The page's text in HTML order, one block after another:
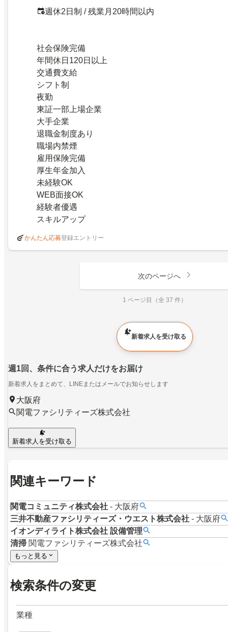
週休2日制 / 残業月20時間以内
社会保険完備
年間休日120日以上
交通費支給
シフト制
夜勤
東証一部上場企業
大手企業
退職金制度あり
職場内禁煙
雇用保険完備
厚生年金加入
未経験OK
WEB面接OK
経験者優遇
スキルアップ
かんたん応募登録エントリー
次のページへ
1 ページ目（全 37 件）
新着求人を受け取る
週1回、条件に合う求人だけをお届け
新着求人をまとめて、LINEまたはメールでお知らせします
大阪府
関電ファシリティーズ株式会社
新着求人を受け取る
関連キーワード
関電コミュニティ株式会社 - 大阪府
三井不動産ファシリティーズ・ウエスト株式会社 - 大阪府
イオンディライト株式会社 設備管理
清掃 関電ファシリティーズ株式会社
もっと見る
検索条件の変更
業種